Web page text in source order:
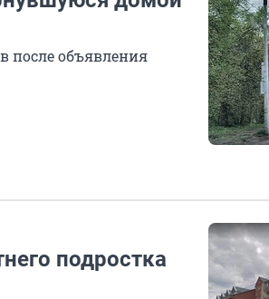
после объявления
подростка